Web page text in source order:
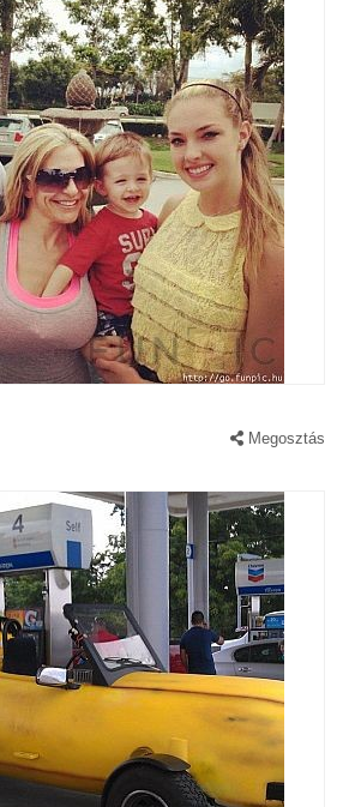
Megosztás